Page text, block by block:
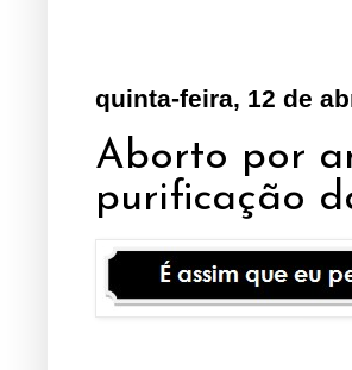
quinta-feira, 12 de
Aborto por
purificação